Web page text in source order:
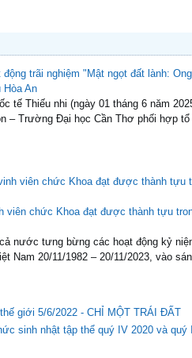
động trãi nghiệm "Mật ngọt đất lành:
Hòa An
tế Thiếu nhi (ngày 01 tháng 6 năm
– Trường Đại học Cần Thơ phối hợp
viên chức Khoa đạt được thành tựu
nước tưng bừng các hoạt động kỷ
Nam 20/11/1982 – 20/11/2023, vào
giới 5/6/2022 - CHỈ MỘT TRÁI ĐẤT
sinh nhật tập thể quý IV 2020 và quý